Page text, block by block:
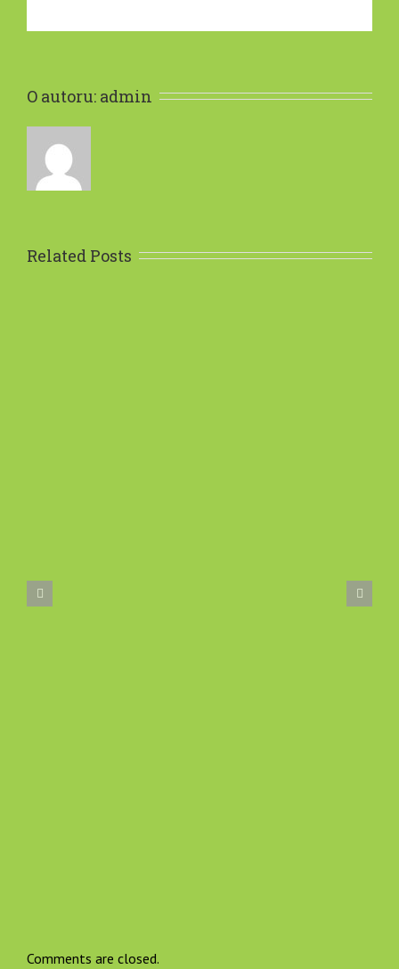
O autoru: admin
Related Posts
Comments are closed.